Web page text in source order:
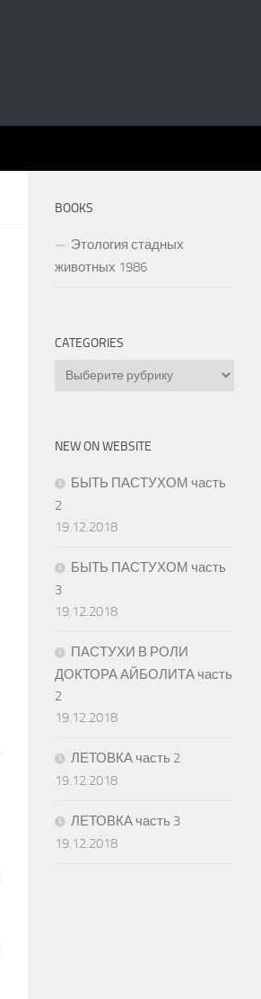
BOOKS
Этология стадных
животных 1986
CATEGORIES
Categories
NEW ON WEBSITE
БЫТЬ ПАСТУХОМ часть
2
19.12.2018
БЫТЬ ПАСТУХОМ часть
3
19.12.2018
ПАСТУХИ В РОЛИ
ДОКТОРА АЙБОЛИТА часть
2
19.12.2018
ЛЕТОВКА часть 2
19.12.2018
ЛЕТОВКА часть 3
19.12.2018